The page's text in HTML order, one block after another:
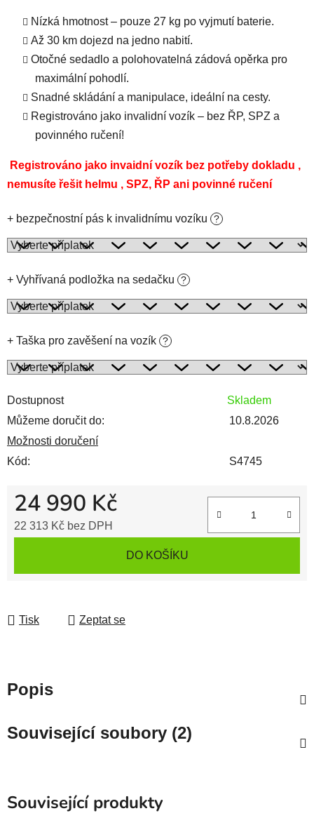
Nízká hmotnost – pouze 27 kg po vyjmutí baterie.
Až 30 km dojezd na jedno nabití.
Otočné sedadlo a polohovatelná zádová opěrka pro
maximální pohodlí.
Snadné skládání a manipulace, ideální na cesty.
Registrováno jako invalidní vozík – bez ŘP, SPZ a
povinného ručení!
Registrováno jako invaidní vozík bez potřeby dokladu ,
nemusíte řešit helmu , SPZ, ŘP ani povinné ručení
+ bezpečnostní pás k invalidnímu vozíku ?
+ Vyhřívaná podložka na sedačku ?
+ Taška pro zavěšení na vozík ?
Dostupnost
Skladem
Můžeme doručit do:
10.8.2026
Možnosti doručení
Kód:
S4745
24 990 Kč
22 313 Kč bez DPH
DO KOŠÍKU
Tisk Zeptat se
Popis
Související soubory (2)
Související produkty